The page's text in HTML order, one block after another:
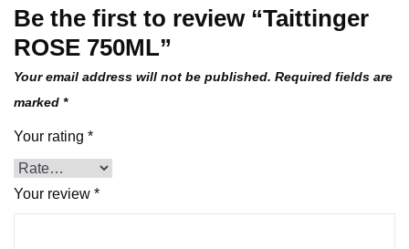
Be the first to review “Taittinger
ROSE 750ML”
Your email address will not be published. Required fields are
marked *
Your rating *
Your review *